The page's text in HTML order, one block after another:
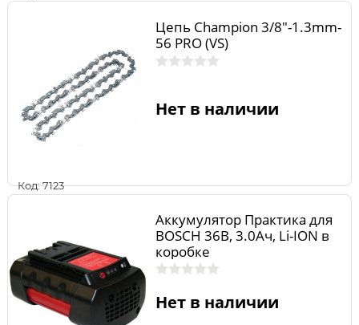
Код: 7123
Цепь Champion 3/8"-1.3mm-
56 PRO (VS)
Нет в наличии
Аккумулятор Практика для
BOSCH 36В, 3.0Ач, Li-ION в
коробке
Нет в наличии